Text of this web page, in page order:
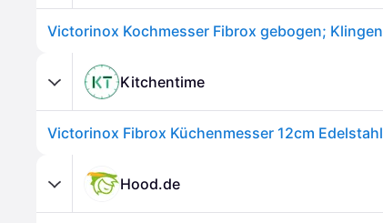
Kitchentime
Victorinox Fibrox Küchenmesser 12cm Edelstahl
Hood.de